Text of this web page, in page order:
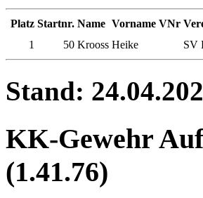
Platz Startnr. Name Vorname VNr
1
50 Krooss Heike SV
Stand:
KK-Gewehr
(1.41.76)